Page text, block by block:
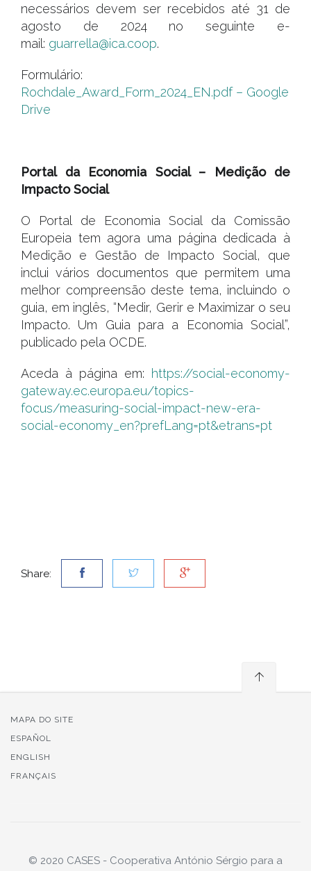
necessários devem ser recebidos até 31 de
agosto de 2024 no seguinte e-
mail: guarrella@ica.coop.
Formulário:
Rochdale_Award_Form_2024_EN.pdf – Google
Drive
Portal da Economia Social – Medição de
Impacto Social
O Portal de Economia Social da Comissão
Europeia tem agora uma página dedicada à
Medição e Gestão de Impacto Social, que
inclui vários documentos que permitem uma
melhor compreensão deste tema, incluindo o
guia, em inglês, “Medir, Gerir e Maximizar o seu
Impacto. Um Guia para a Economia Social”,
publicado pela OCDE.
Aceda à página em: https://social-economy-
gateway.ec.europa.eu/topics-
focus/measuring-social-impact-new-era-
social-economy_en?prefLang=pt&etrans=pt
Share:
MAPA DO SITE
ESPAÑOL
ENGLISH
FRANÇAIS
© 2020 CASES - Cooperativa António Sérgio para a